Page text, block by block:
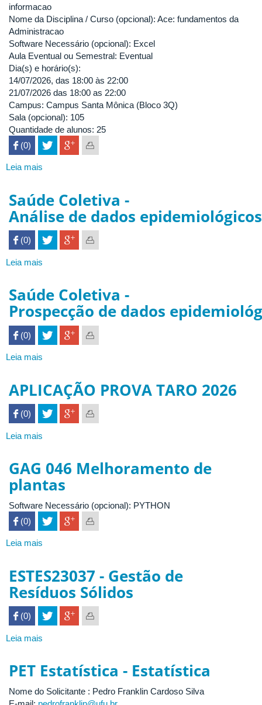
informacao
Nome da Disciplina / Curso (opcional): Ace: fundamentos da
Administracao
Software Necessário (opcional): Excel
Aula Eventual ou Semestral: Eventual
Dia(s) e horário(s):
14/07/2026, das 18:00 às 22:00
21/07/2026 das 18:00 as 22:00
Campus: Campus Santa Mônica (Bloco 3Q)
Sala (opcional): 105
Quantidade de alunos: 25
 (0)
Leia mais
da
informacao
-
Ace:
fundamentos
Saúde Coletiva -
Análise de dados epidemiológicos
 (0)
Leia mais
-
Análise de dados epidemiológicos
Saúde Coletiva -
Prospecção de dados
 (0)
Leia mais
Prospecção de dados epidemiológicos
APLICAÇÃO PROVA TARO 2026
 (0)
Leia mais
TARO
2026
GAG 046 Melhoramento de
plantas
Software Necessário (opcional): PYTHON
 (0)
Leia mais
Melhoramento
de
plantas
ESTES23037 - Gestão de
Resíduos Sólidos
 (0)
Leia mais
Gestão
de
Resíduos
PET Estatística - Estatística
Nome do Solicitante : Pedro Franklin Cardoso Silva